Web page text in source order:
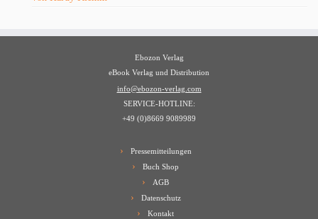
Ebozon Verlag
eBook Verlag und Distribution
info@ebozon-verlag.com
SERVICE-HOTLINE:
+49 (0)8669 9089989
Pressemitteilungen
Buch Shop
AGB
Datenschutz
Kontakt